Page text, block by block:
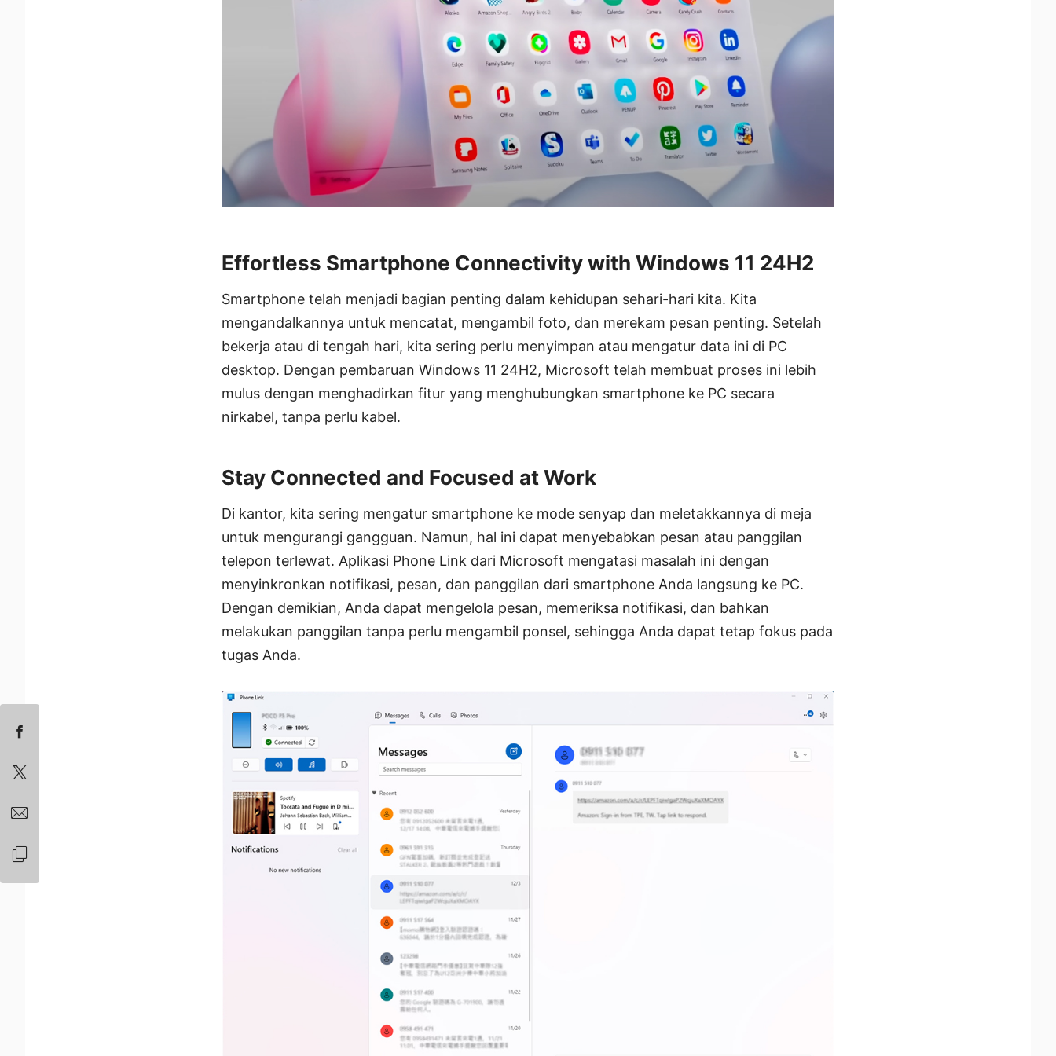
Effortless Smartphone Connectivity with Windows 11 24H2
Smartphone telah menjadi bagian penting dalam kehidupan sehari-hari kita. Kita
mengandalkannya untuk mencatat, mengambil foto, dan merekam pesan penting. Setelah
bekerja atau di tengah hari, kita sering perlu menyimpan atau mengatur data ini di PC
desktop. Dengan pembaruan Windows 11 24H2, Microsoft telah membuat proses ini lebih
mulus dengan menghadirkan fitur yang menghubungkan smartphone ke PC secara
nirkabel, tanpa perlu kabel.
Stay Connected and Focused at Work
Di kantor, kita sering mengatur smartphone ke mode senyap dan meletakkannya di meja
untuk mengurangi gangguan. Namun, hal ini dapat menyebabkan pesan atau panggilan
telepon terlewat. Aplikasi Phone Link dari Microsoft mengatasi masalah ini dengan
menyinkronkan notifikasi, pesan, dan panggilan dari smartphone Anda langsung ke PC.
Dengan demikian, Anda dapat mengelola pesan, memeriksa notifikasi, dan bahkan
melakukan panggilan tanpa perlu mengambil ponsel, sehingga Anda dapat tetap fokus pada
tugas Anda.